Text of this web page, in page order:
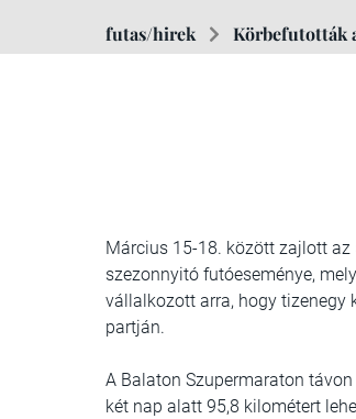
futas/hirek Körbefutották
Március 15-18. között zajlott az
szezonnyitó futóeseménye,
vállalkozott arra, hogy tizenegy
partján.
A Balaton Szupermaraton
két nap alatt 95,8 kilométert